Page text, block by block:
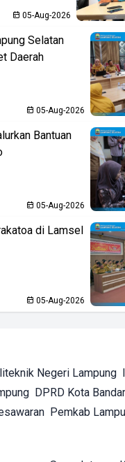
05-Aug-2026
Selatan
Daerah
05-Aug-2026
Bantuan
05-Aug-2026
di Lamsel
05-Aug-2026
Negeri Lampung
DPRD Kota
Pemkab